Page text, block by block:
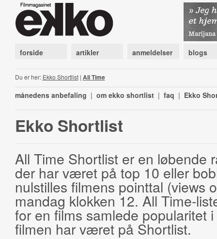
forside artikler anmeldelser blogs
Du er her: Ekko Shortlist| All Time
månedens anbefaling | om ekko shortlist | faq | Ekko
Ekko Shortlist
All Time Shortlist er en løbende
der har været på top 10 eller
nulstilles filmens pointtal (views
mandag klokken 12. All Time-
for en films samlede popularitet
filmen har været på Shortlist.